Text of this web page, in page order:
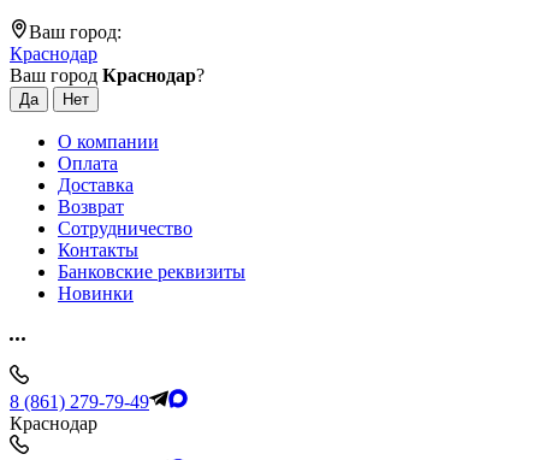
Ваш город:
Краснодар
Ваш город Краснодар?
О компании
Оплата
Доставка
Возврат
Сотрудничество
Контакты
Банковские реквизиты
Новинки
8 (861) 279-79-49
Краснодар